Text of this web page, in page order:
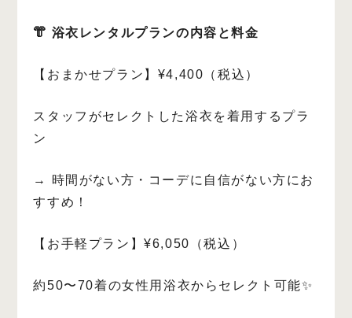
👘 浴衣レンタルプランの内容と料金
【おまかせプラン】¥4,400（税込）
スタッフがセレクトした浴衣を着用するプラ
ン
→ 時間がない方・コーデに自信がない方にお
すすめ！
【お手軽プラン】¥6,050（税込）
約50〜70着の女性用浴衣からセレクト可能✨